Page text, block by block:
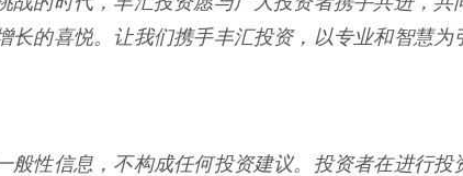
长的喜悦。让我们携手丰汇投资，以专业和智慧为
般性信息，不构成任何投资建议。投资者在进行投